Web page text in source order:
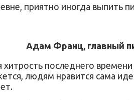
приятно иногда выпить
Адам Франц, главный
последнего
людям нравится сама